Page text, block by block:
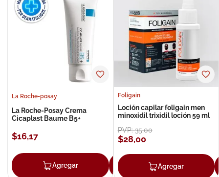
La Roche-posay
La Roche-Posay Crema
Cicaplast Baume B5+
$16,17
Agregar Agregar
Foligain
Loción capilar foligain men
minoxidil trixidil loción 59 ml
PVP:35,00
$28,00
Agregar